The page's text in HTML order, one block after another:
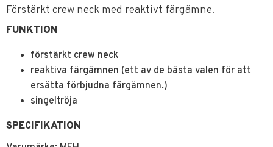
Förstärkt crew neck med reaktivt färgämne.
FUNKTION
förstärkt crew neck
reaktiva färgämnen (ett av de bästa valen för att
ersätta förbjudna färgämnen.)
singeltröja
SPECIFIKATION